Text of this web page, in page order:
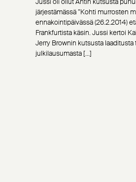
järjestämässä ”Kohti murrosten
ennakointipäivässä (26.2.2014)
Frankfurtista käsin. Jussi kertoi
Jerry Brownin kutsusta
julkilausumasta […]